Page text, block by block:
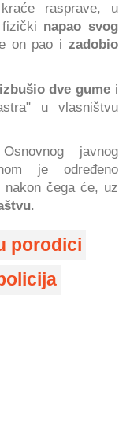
rasprave, u
napao svog
on pao izadobio
dve gume i
u vlasništvu
javnog
je određeno
nakon čega će, uz
.
porodici